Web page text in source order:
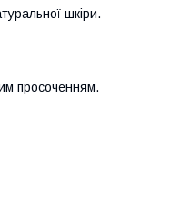
шкіри.
просоченням.